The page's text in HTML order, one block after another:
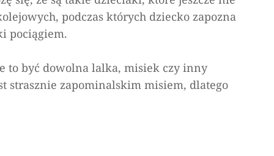
podczas których dziecko zapozna
pociągiem.
to być dowolna lalka, misiek czy inny
strasznie zapominalskim misiem, dlatego